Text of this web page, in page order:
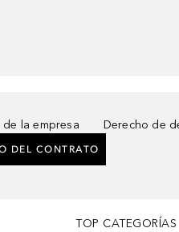
la empresa Derecho de
DEL CONTRATO
TOP CATEGORÍAS